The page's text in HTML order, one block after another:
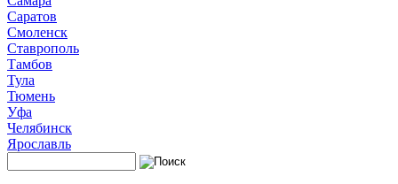
Саратов
Смоленск
Ставрополь
Тамбов
Тула
Тюмень
Уфа
Челябинск
Ярославль